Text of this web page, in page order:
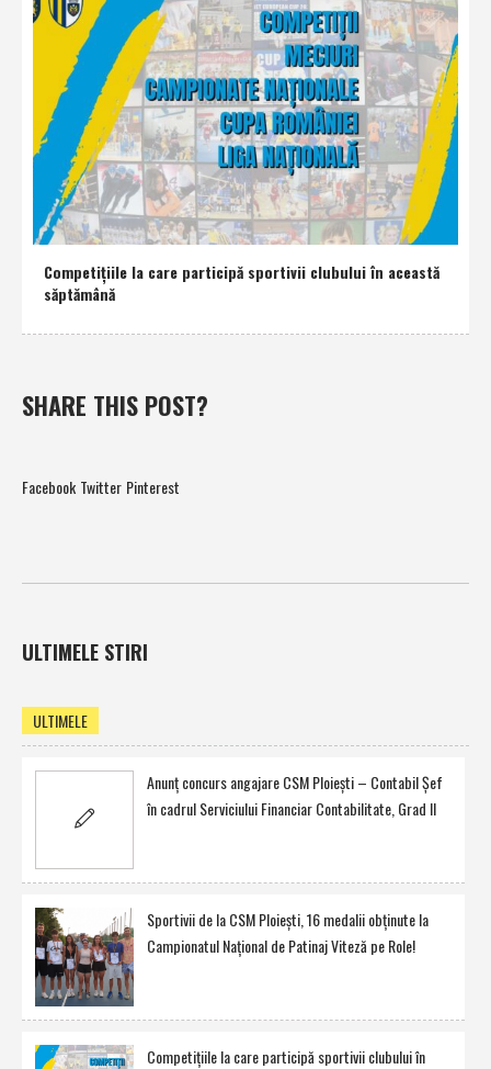
Competiţiile la care participă sportivii clubului în această
săptămână
SHARE THIS POST?
Facebook Twitter Pinterest
ULTIMELE STIRI
ULTIMELE
Anunţ concurs angajare CSM Ploieşti – Contabil Şef
în cadrul Serviciului Financiar Contabilitate, Grad II
Sportivii de la CSM Ploieşti, 16 medalii obţinute la
Campionatul Naţional de Patinaj Viteză pe Role!
Competiţiile la care participă sportivii clubului în